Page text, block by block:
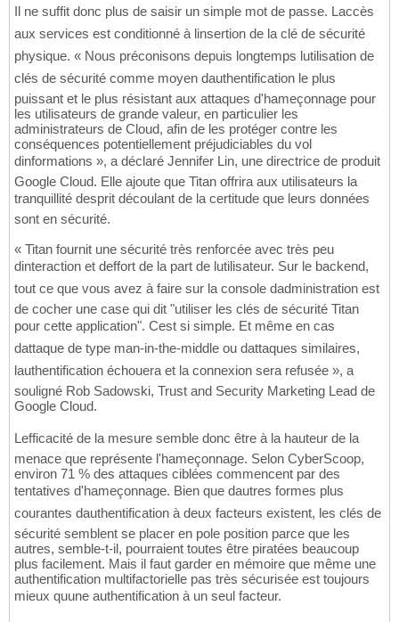
Il ne suffit donc plus de saisir un simple mot de passe. Laccès
aux services est conditionné à linsertion de la clé de sécurité
physique. « Nous préconisons depuis longtemps lutilisation de
clés de sécurité comme moyen dauthentification le plus
puissant et le plus résistant aux attaques d'hameçonnage pour
les utilisateurs de grande valeur, en particulier les
administrateurs de Cloud, afin de les protéger contre les
conséquences potentiellement préjudiciables du vol
dinformations », a déclaré Jennifer Lin, une directrice de produit
Google Cloud. Elle ajoute que Titan offrira aux utilisateurs la
tranquillité desprit découlant de la certitude que leurs données
sont en sécurité.
« Titan fournit une sécurité très renforcée avec très peu
dinteraction et deffort de la part de lutilisateur. Sur le backend,
tout ce que vous avez à faire sur la console dadministration est
de cocher une case qui dit "utiliser les clés de sécurité Titan
pour cette application". Cest si simple. Et même en cas
dattaque de type man-in-the-middle ou dattaques similaires,
lauthentification échouera et la connexion sera refusée », a
souligné Rob Sadowski, Trust and Security Marketing Lead de
Google Cloud.
Lefficacité de la mesure semble donc être à la hauteur de la
menace que représente l'hameçonnage. Selon CyberScoop,
environ 71 % des attaques ciblées commencent par des
tentatives d'hameçonnage. Bien que dautres formes plus
courantes dauthentification à deux facteurs existent, les clés de
sécurité semblent se placer en pole position parce que les
autres, semble-t-il, pourraient toutes être piratées beaucoup
plus facilement. Mais il faut garder en mémoire que même une
authentification multifactorielle pas très sécurisée est toujours
mieux quune authentification à un seul facteur.